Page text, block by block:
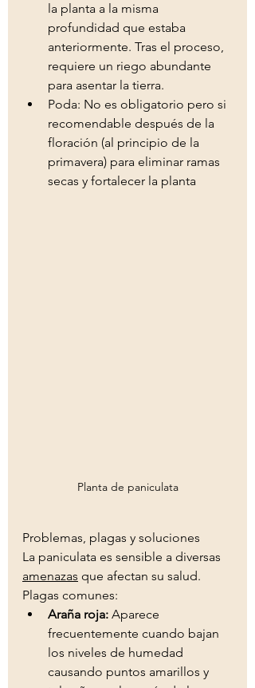
la planta a la misma
profundidad que estaba
anteriormente. Tras el proceso,
requiere un riego abundante
para asentar la tierra.
Poda: No es obligatorio pero si
recomendable después de la
floración (al principio de la
primavera) para eliminar ramas
secas y fortalecer la planta
Planta de paniculata
Problemas, plagas y soluciones
La paniculata es sensible a diversas
amenazas que afectan su salud.
Plagas comunes:
Araña roja: Aparece
frecuentemente cuando bajan
los niveles de humedad
causando puntos amarillos y